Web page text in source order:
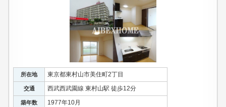
所在地 東京都東村山市美住町2丁目
交通 西武西武園線 東村山駅 徒歩12分
築年数 1977年10月